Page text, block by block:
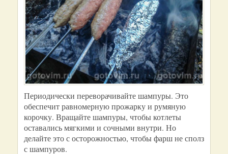
Периодически переворачивайте шампуры. Это
обеспечит равномерную прожарку и румяную
корочку. Вращайте шампуры, чтобы котлеты
оставались мягкими и сочными внутри. Но
делайте это с осторожностью, чтобы фарш не сполз
с шампуров.